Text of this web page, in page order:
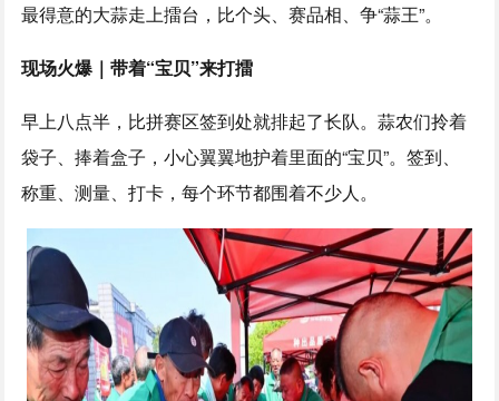
最得意的大蒜走上擂台，比个头、赛品相、争“蒜王”。
现场火爆｜带着“宝贝”来打擂
早上八点半，比拼赛区签到处就排起了长队。蒜农们拎着
袋子、捧着盒子，小心翼翼地护着里面的“宝贝”。签到、
称重、测量、打卡，每个环节都围着不少人。